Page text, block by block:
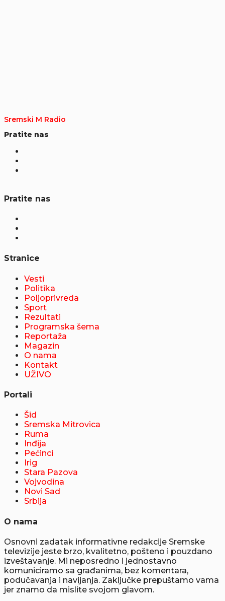
Sremski M Radio
Pratite nas
Pratite nas
Stranice
Vesti
Politika
Poljoprivreda
Sport
Rezultati
Programska šema
Reportaža
Magazin
O nama
Kontakt
UŽIVO
Portali
Šid
Sremska Mitrovica
Ruma
Inđija
Pećinci
Irig
Stara Pazova
Vojvodina
Novi Sad
Srbija
O nama
Osnovni zadatak informativne redakcije Sremske
televizije jeste brzo, kvalitetno, pošteno i pouzdano
izveštavanje. Mi neposredno i jednostavno
komuniciramo sa građanima, bez komentara,
podučavanja i navijanja. Zaključke prepuštamo vama
jer znamo da mislite svojom glavom.